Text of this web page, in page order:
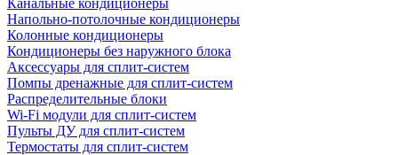
Канальные кондиционеры
Напольно-потолочные кондиционеры
Колонные кондиционеры
Кондиционеры без наружного блока
Аксессуары для сплит-систем
Помпы дренажные для сплит-систем
Распределительные блоки
Wi-Fi модули для сплит-систем
Пульты ДУ для сплит-систем
Термостаты для сплит-систем